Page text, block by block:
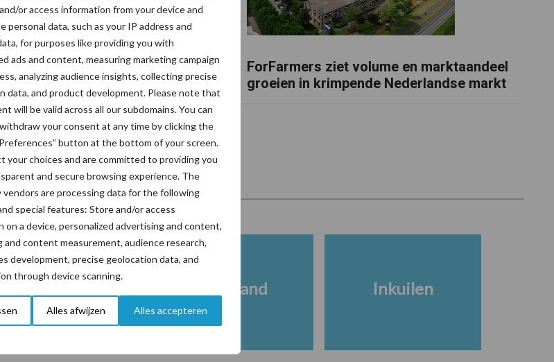
or access information from your device and
personal data, such as your IP address and
for purposes like providing you with
ads and content, measuring marketing campaign
analyzing audience insights, collecting precise
data, and product development. Please note that
will be valid across all our subdomains. You can
your consent at any time by clicking the
button at the bottom of your screen.
your choices and are committed to providing you
and secure browsing experience. The
are processing data for the following
special features: Store and/or access
on a device, personalized advertising and content,
and content measurement, audience research,
development, precise geolocation data, and
through device scanning.
Alles afwijzen Alles accepteren
een vaak onderschatte
voor mastitis
ForFarmers ziet volume en marktaandeel
groeien in krimpende Nederlandse markt
Veevoer Wet en regelgeving
Grasland Inkuilen